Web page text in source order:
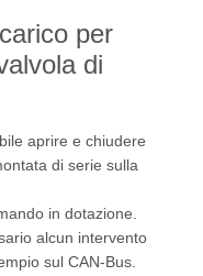
per
di
aprire e chiudere
di serie sulla
in dotazione.
alcun intervento
sul CAN-Bus.